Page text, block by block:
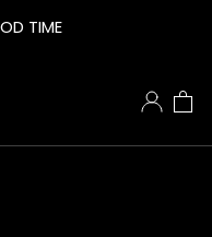
TIME